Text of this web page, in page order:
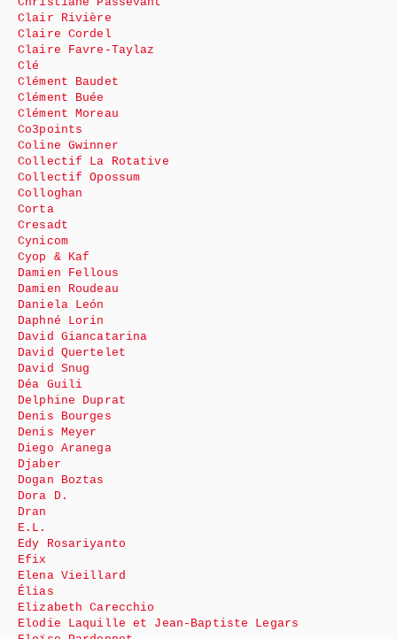
Clair Rivière
Claire Cordel
Claire Favre-Taylaz
Clé
Clément Baudet
Clément Buée
Clément Moreau
Co3points
Coline Gwinner
Collectif La Rotative
Collectif Opossum
Colloghan
Corta
Cresadt
Cynicom
Cyop & Kaf
Damien Fellous
Damien Roudeau
Daniela León
Daphné Lorin
David Giancatarina
David Quertelet
David Snug
Déa Guili
Delphine Duprat
Denis Bourges
Denis Meyer
Diego Aranega
Djaber
Dogan Boztas
Dora D.
Dran
E.L.
Edy Rosariyanto
Efix
Elena Vieillard
Élias
Elizabeth Carecchio
Elodie Laquille et Jean-Baptiste Legars